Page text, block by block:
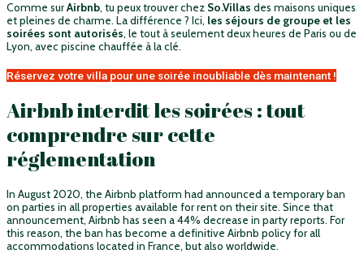
Comme surAirbnb, tu peux trouver chez So.Villas des maisons uniques
et pleines de charme. La différence ? Ici, les séjours de groupe et les
soirées sont autorisés, le tout à seulement deux heures de Paris ou de
Lyon, avec piscine chauffée à la clé.
Réservez votre villa pour une soirée inoubliable dès maintenant !
Airbnb interdit les soirées : tout
comprendre sur cette
réglementation
In August 2020, the Airbnb platform had announced a temporary ban
on parties in all properties available for rent on their site. Since that
announcement, Airbnb has seen a 44% decrease in party reports. For
this reason, the ban has become a definitive Airbnb policy for all
accommodations located in France, but also worldwide.